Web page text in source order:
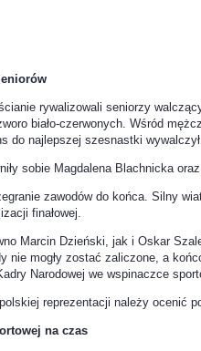
rywalizowali seniorzy
biało-czerwonych. Wśród
do najlepszej szesnastki
sobie Magdalena Blachnicka
zawodów do końca. Silny
finałowej.
Marcin Dzieński, jak i Oskar
nie mogły zostać zaliczone, a
Narodowej we wspinaczce
reprezentacji należy ocenić
na czas